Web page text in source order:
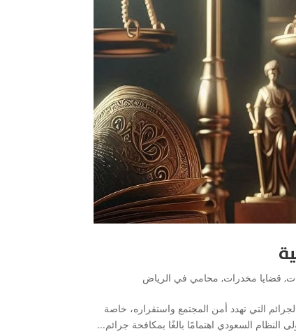
, قضايا مخدرات, محامي في الرياض
التي تهدد أمن المجتمع واستقراره، خاصة
النظام السعودي اهتمامًا بالغًا بمكافحة جرائم...